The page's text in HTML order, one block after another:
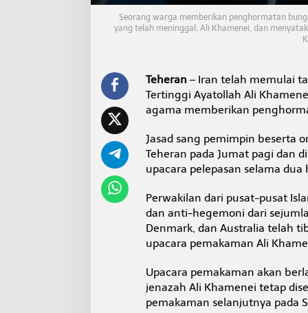
l
i
K
e
n
e
i
i
T
e
h
r
a
n
Seorang warga memberikan penghormatan
yang telah meninggal, Ali Khamenei, dan
Teheran – Iran telah memulai
Tertinggi Ayatollah Ali
agama memberikan
Jasad sang pemimpin beserta
Teheran pada Jumat pagi dan
upacara pelepasan selama
Perwakilan dari pusat-pusat
dan anti-hegemoni dari
Denmark, dan Australia telah
upacara pemakaman Ali
Upacara pemakaman akan
jenazah Ali Khamenei tetap
pemakaman selanjutnya pada